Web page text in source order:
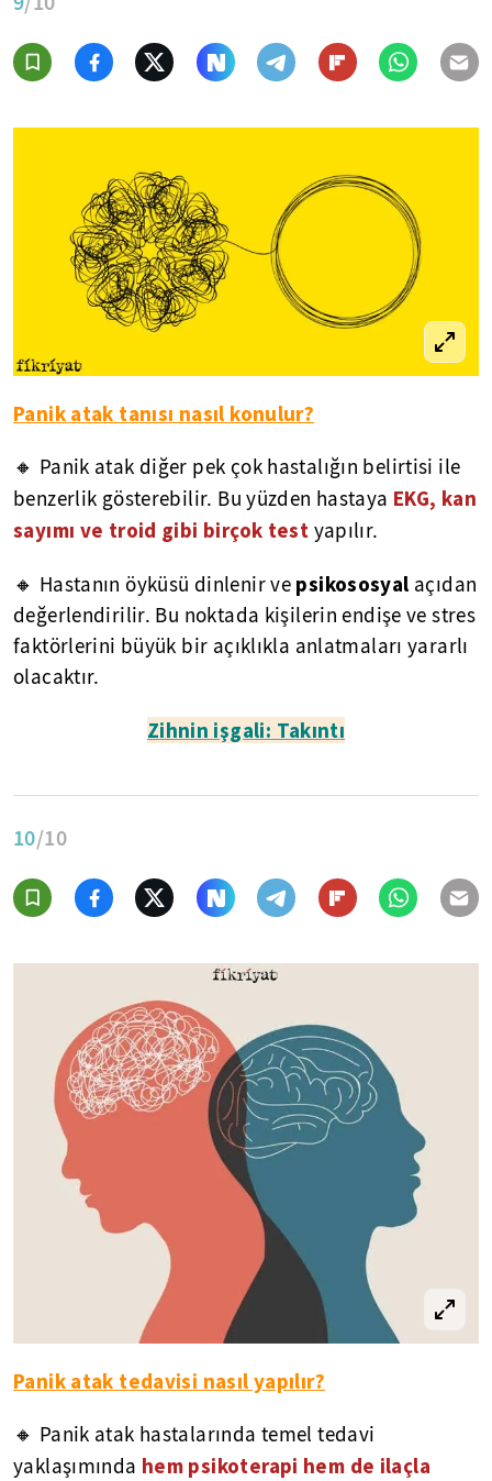
Panik atak tanısı nasıl konulur?
🔸 Panik atak diğer pek çok hastalığın belirtisi ile
benzerlik gösterebilir. Bu yüzden hastaya EKG, kan
sayımı ve troid gibi birçok test yapılır.
🔸 Hastanın öyküsü dinlenir ve psikososyal açıdan
değerlendirilir. Bu noktada kişilerin endişe ve stres
faktörlerini büyük bir açıklıkla anlatmaları yararlı
olacaktır.
Zihnin işgali: Takıntı
10/10
Panik atak tedavisi nasıl yapılır?
🔸 Panik atak hastalarında temel tedavi
yaklaşımında hem psikoterapi hem de ilaçla